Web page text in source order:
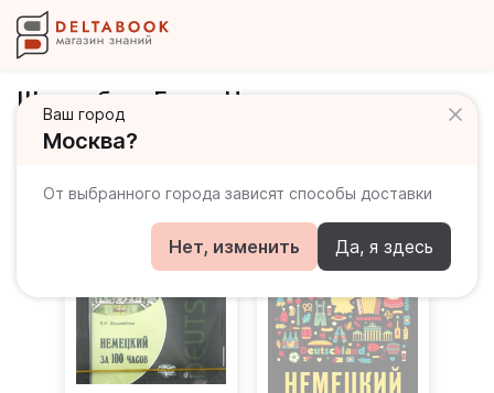
Ваш город
Москва?
От выбранного города зависят способы доставки
Нет, изменить Да, я здесь
Шушлебина Елена Николаевна
Книги автора